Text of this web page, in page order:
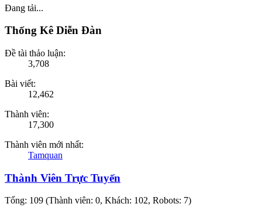
Đang tải...
Thống Kê Diễn Đàn
Đề tài thảo luận:
3,708
Bài viết:
12,462
Thành viên:
17,300
Thành viên mới nhất:
Tamquan
Thành Viên Trực Tuyến
Tổng: 109 (Thành viên: 0, Khách: 102, Robots: 7)